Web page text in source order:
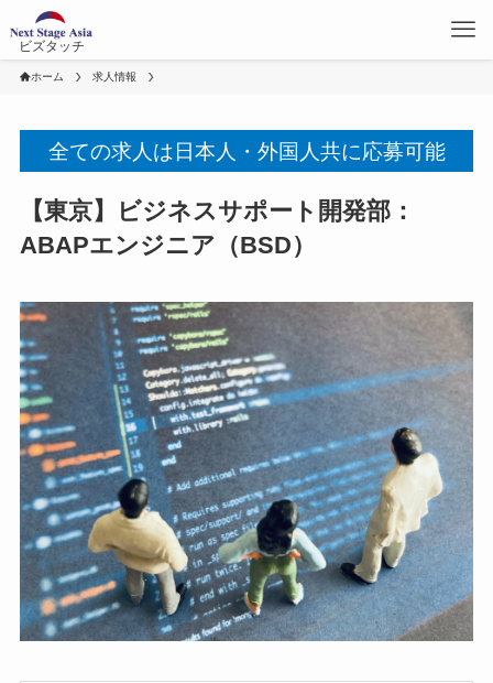
ビズタッチ
ホーム 求人情報
全ての求人は日本人・外国人共に応募可能
【東京】ビジネスサポート開発部：
ABAPエンジニア（BSD）